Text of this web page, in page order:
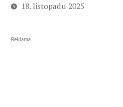
18. listopadu 2025
Reklama